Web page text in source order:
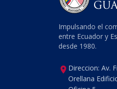
Impulsando el
entre Ecuador y
desde 1980.
Direccion: Av.
Orellana